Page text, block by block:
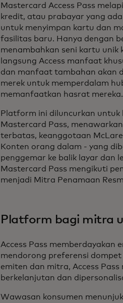
Mastercard Access Pass
kredit, atau prabayar yang
untuk menyimpan kartu dan
fasilitas baru. Hanya dengan
menambahkan seni kartu
langsung Access manfaat
dan manfaat tambahan akan
merek untuk memperdalam
memanfaatkan hasrat mereka.
Platform ini diluncurkan untuk
Mastercard Pass,
terbatas, keanggotaan
Konten orang dalam - yang
penggemar ke balik layar dan
Mastercard Pass mengikuti
menjadi Mitra Penamaan
Platform bagi mitra
Access Pass
mendorong preferensi
emiten dan mitra, Access
berkelanjutan dan
Wawasan konsumen